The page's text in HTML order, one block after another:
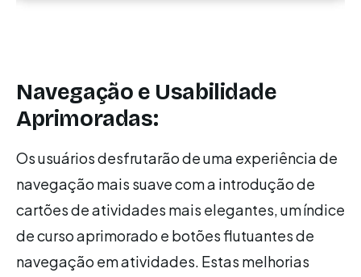
Navegação e Usabilidade
Aprimoradas:
Os usuários desfrutarão de uma experiência de
navegação mais suave com a introdução de
cartões de atividades mais elegantes, um índice
de curso aprimorado e botões flutuantes de
navegação em atividades. Estas melhorias